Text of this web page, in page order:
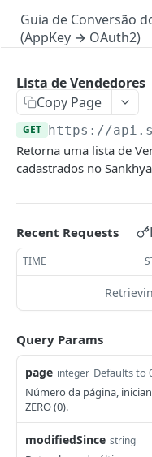
Requisições via
Mapeamento de
Boas Práticas para
Códigos de Retorno
FAQ
Concedendo
Colaboradores
Guia de Conversão
(AppKey → OAuth2)
API SANKHYA
Autenticação
Autenticação com
legado/
Credentials)
Cadastros Básicos
Lista de Naturezas
Lista de Centros de
Natureza Específica
Lista de Tipos de
Centro de
Projeto Específico
Tipo de Operação
Lista de Vendedores
Vendedor específico
Lista de Vendedores
Copy Page
GET https://
Retorna uma lista de
cadastrados no
Recent Requests
TIME
Query Params
page integer Defaults to
Número da página,
ZERO (0).
modifiedSince string